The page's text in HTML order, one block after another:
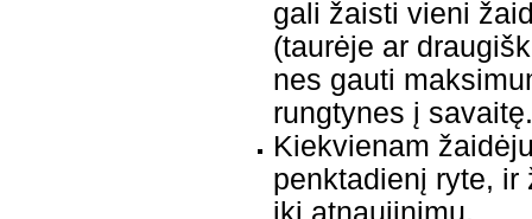
gali žaisti vieni
(taurėje ar
nes gauti
rungtynes į savaitę.
Kiekvienam
penktadienį ryte, ir
iki atnaujinimų.